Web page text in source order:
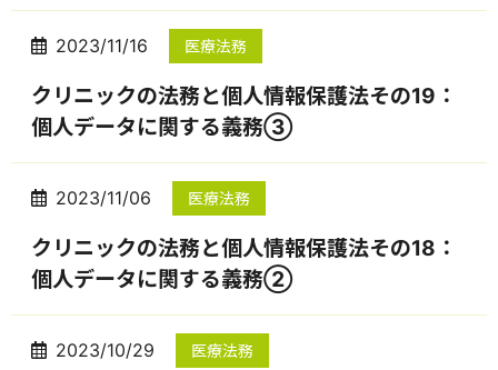
2023/11/16 医療法務
クリニックの法務と個人情報保護法その19：
個人データに関する義務③
2023/11/06 医療法務
クリニックの法務と個人情報保護法その18：
個人データに関する義務②
2023/10/29 医療法務